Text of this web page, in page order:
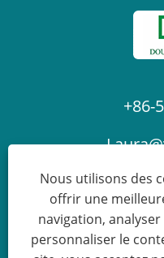
+86-
Copyright © 2022 Yantai
d'ombrage, bâche PE, filet
Nous utilisons des
offrir une
navigation,
personnaliser le